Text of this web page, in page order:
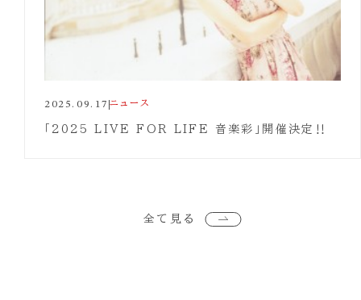
全て見る
2025.09.17 ニュース
「2025 LIVE FOR LIFE 音楽彩」開催決定‼